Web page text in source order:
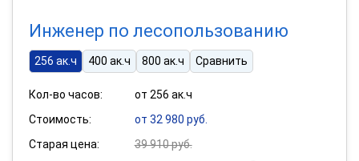
Инженер по лесопользованию
256 ак.ч 400 ак.ч 800 ак.ч Сравнить
Кол-во часов:
от 256 ак.ч
Стоимость:
от 32 980 руб.
Старая цена:
39 910 руб.